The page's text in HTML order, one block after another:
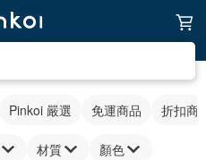
Pinkoi 嚴選 免運商品 折扣商
材質 顏色